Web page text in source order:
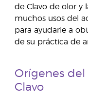
de Clavo de olor y
muchos usos del
para ayudarle a
de su práctica de
Orígenes del
Clavo